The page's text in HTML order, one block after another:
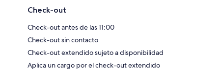
Check-out
Check-out antes de las 11:00
Check-out sin contacto
Check-out extendido sujeto a disponibilidad
Aplica un cargo por el check-out extendido